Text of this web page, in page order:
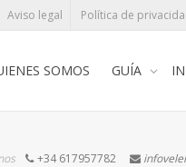
Aviso legal Política de
SOMOS GUÍA
+34 617957782